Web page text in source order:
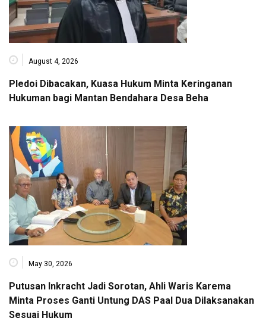
August 4, 2026
Pledoi Dibacakan, Kuasa Hukum Minta Keringanan
Hukuman bagi Mantan Bendahara Desa Beha
May 30, 2026
Putusan Inkracht Jadi Sorotan, Ahli Waris Karema
Minta Proses Ganti Untung DAS Paal Dua Dilaksanakan
Sesuai Hukum